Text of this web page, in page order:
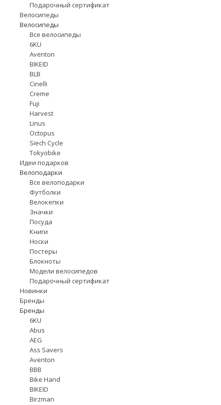
Подарочный сертификат
Велосипеды
Велосипеды
Все велосипеды
6KU
Aventon
BIKEID
BLB
Cinelli
Creme
Fuji
Harvest
Linus
Octopus
Siech Cycle
Tokyobike
Идеи подарков
Велоподарки
Все велоподарки
Футболки
Велокепки
Значки
Посуда
Книги
Носки
Постеры
Блокноты
Модели велосипедов
Подарочный сертификат
Новинки
Бренды
Бренды
6KU
Abus
AEG
Ass Savers
Aventon
BBB
Bike Hand
BIKEID
Birzman